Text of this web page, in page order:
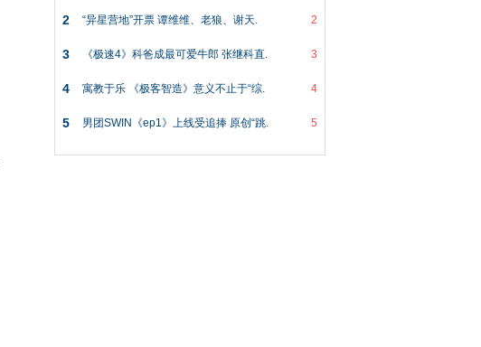
2
2 “异星营地”开票 谭维维、老狼、谢天.
3
3 《极速4》科爸成最可爱牛郎 张继科直.
4
4 寓教于乐 《极客智造》意义不止于“综.
5
5 男团SWIN《ep1》上线受追捧 原创“跳.